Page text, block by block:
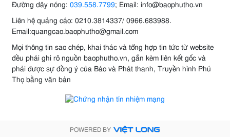
Đường dây nóng: 039.558.7799; Email: info@baophutho.vn
Liên hệ quảng cáo: 0210.3814337/ 0966.683988.
Email:quangcao.baophutho@gmail.com
Mọi thông tin sao chép, khai thác và tổng hợp tin tức từ website
đều phải ghi rõ nguồn baophutho.vn, gắn kèm liên kết gốc và
phải được sự đồng ý của Báo và Phát thanh, Truyền hình Phú
Thọ bằng văn bản
POWERED BY